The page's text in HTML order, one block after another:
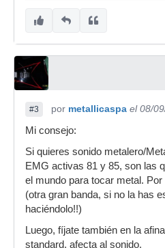
#3 por metallicaspa el 08/
Mi consejo:
Si quieres sonido metalero/
EMG activas 81 y 85, son las
el mundo para tocar metal.
(otra gran banda, si no la has
haciéndolo!!)
Luego, fíjate también en la
standard, afecta al sonido.